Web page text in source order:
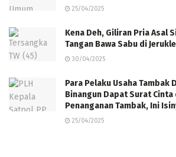
25/04/2025
Kena Deh, Giliran Pria Asal
Tangan Bawa Sabu di
30/04/2025
Para Pelaku Usaha Tambak
Binangun Dapat Surat
Penanganan Tambak, Ini
25/04/2025